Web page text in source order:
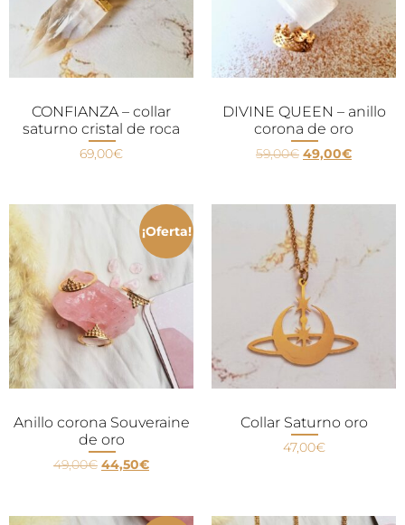
CONFIANZA – collar
saturno cristal de roca
69,00€
DIVINE QUEEN – anillo
corona de oro
59,00€ 49,00€
¡Oferta!
Anillo corona Souveraine
de oro
49,00€ 44,50€
Collar Saturno oro
47,00€